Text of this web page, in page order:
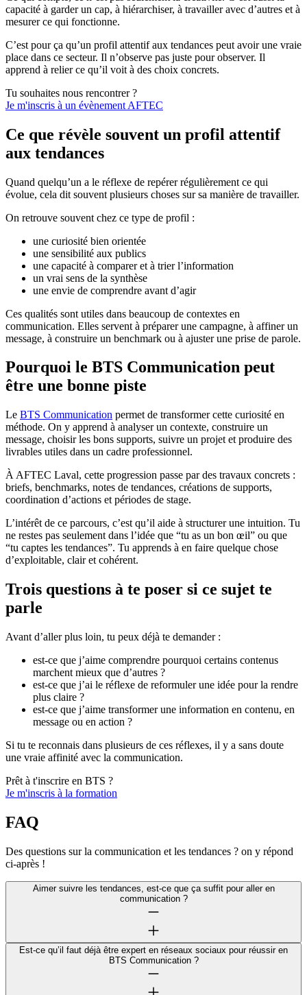
capacité à garder un cap, à hiérarchiser, à travailler avec d’autres et à
mesurer ce qui fonctionne.
C’est pour ça qu’un profil attentif aux tendances peut avoir une vraie
place dans ce secteur. Il n’observe pas juste pour observer. Il
apprend à relier ce qu’il voit à des choix concrets.
Tu souhaites nous rencontrer ?
Je m'inscris à un évènement AFTEC
Ce que révèle souvent un profil attentif
aux tendances
Quand quelqu’un a le réflexe de repérer régulièrement ce qui
évolue, cela dit souvent plusieurs choses sur sa manière de travailler.
On retrouve souvent chez ce type de profil :
une curiosité bien orientée
une sensibilité aux publics
une capacité à comparer et à trier l’information
un vrai sens de la synthèse
une envie de comprendre avant d’agir
Ces qualités sont utiles dans beaucoup de contextes en
communication. Elles servent à préparer une campagne, à affiner un
message, à construire un benchmark ou à ajuster une prise de parole.
Pourquoi le BTS Communication peut
être une bonne piste
Le BTS Communication permet de transformer cette curiosité en
méthode. On y apprend à analyser un contexte, construire un
message, choisir les bons supports, suivre un projet et produire des
livrables utiles dans un cadre professionnel.
À AFTEC Laval, cette progression passe par des travaux concrets :
briefs, benchmarks, notes de tendances, créations de supports,
coordination d’actions et périodes de stage.
L’intérêt de ce parcours, c’est qu’il aide à structurer une intuition. Tu
ne restes pas seulement dans l’idée que “tu as un bon œil” ou que
“tu captes les tendances”. Tu apprends à en faire quelque chose
d’exploitable, clair et cohérent.
Trois questions à te poser si ce sujet te
parle
Avant d’aller plus loin, tu peux déjà te demander :
est-ce que j’aime comprendre pourquoi certains contenus
marchent mieux que d’autres ?
est-ce que j’ai le réflexe de reformuler une idée pour la rendre
plus claire ?
est-ce que j’aime transformer une information en contenu, en
message ou en action ?
Si tu te reconnais dans plusieurs de ces réflexes, il y a sans doute
une vraie affinité avec la communication.
Prêt à t'inscrire en BTS ?
Je m'inscris à la formation
FAQ
Des questions sur la communication et les tendances ? on y répond
ci-après !
Aimer suivre les tendances, est-ce que ça suffit pour aller en
communication ?
Est-ce qu’il faut déjà être expert en réseaux sociaux pour réussir en
BTS Communication ?